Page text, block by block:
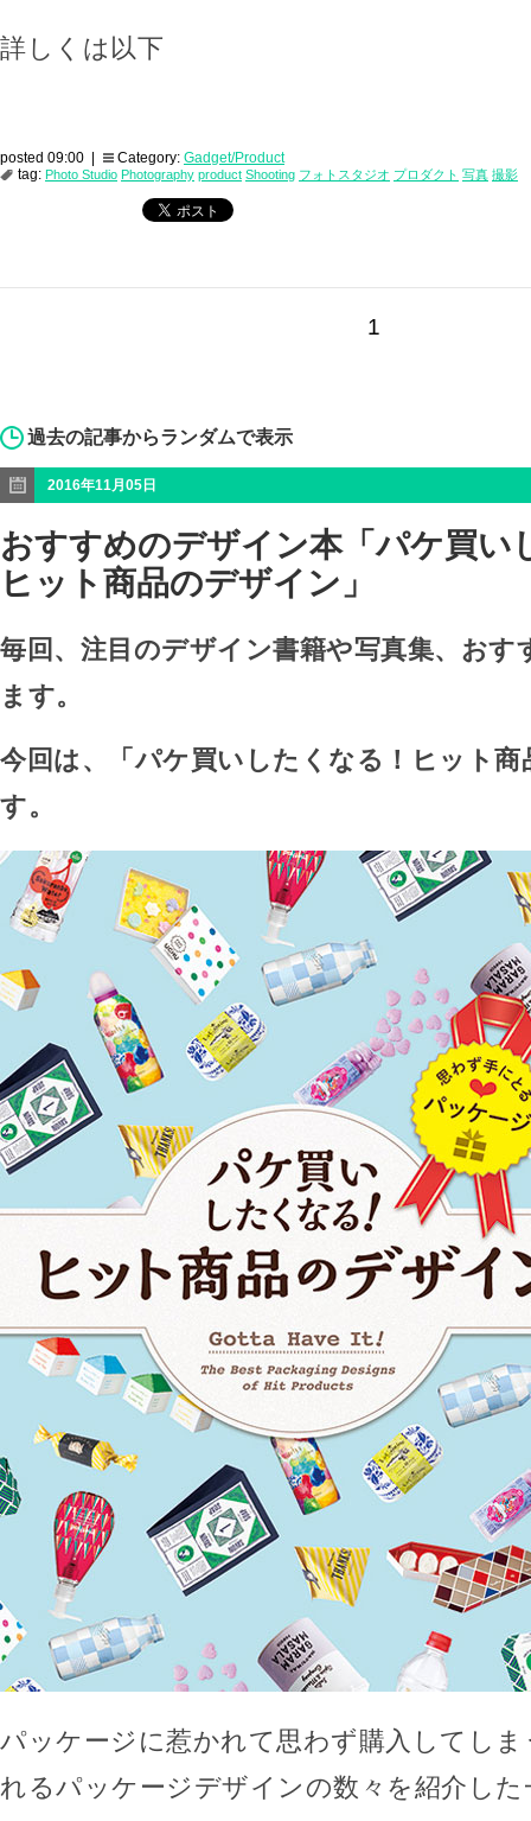
詳しくは以下
posted 09:00 | Category: Gadget/Product
tag: Photo Studio Photography product Shooting フォトスタジオ プロダクト 写真 撮影
1
過去の記事からランダムで表示
2016年11月05日
おすすめのデザイン本「パケ買い
ヒット商品のデザイン」
毎回、注目のデザイン書籍や写真集、おす
ます。
今回は、「パケ買いしたくなる！ヒット
す。
パッケージに惹かれて思わず購入してし
れるパッケージデザインの数々を紹介した